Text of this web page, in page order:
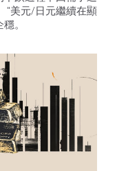
"美元/日元繼續在顯
。